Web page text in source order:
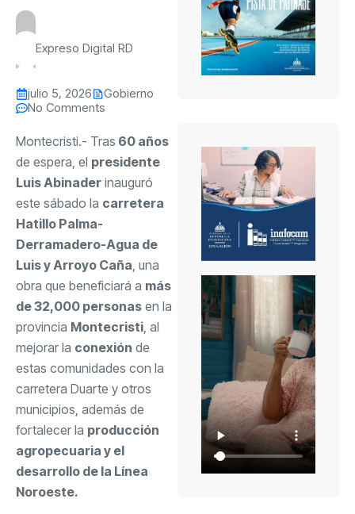
Expreso Digital RD
julio 5, 2026
Gobierno
No Comments
Montecristi.- Tras 60 años
de espera, el presidente
Luis Abinader inauguró
este sábado la carretera
Hatillo Palma-
Derramadero-Agua de
Luis y Arroyo Caña, una
obra que beneficiará a más
de 32,000 personas en la
provincia Montecristi, al
mejorar la conexión de
estas comunidades con la
carretera Duarte y otros
municipios, además de
fortalecer la producción
agropecuaria y el
desarrollo de la Línea
Noroeste.